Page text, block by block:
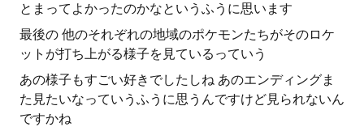
とまってよかったのかなというふうに思います
最後の 他のそれぞれの地域のポケモンたちがそのロケ
ットが打ち上がる様子を見ているっていう
あの様子もすごい好きでしたしね あのエンディングま
た見たいなっていうふうに思うんですけど見られないん
ですかね